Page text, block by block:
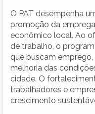
O PAT desempenha
promoção da
econômico local. Ao
de trabalho, o
que buscam
melhoria das
cidade. O
trabalhadores e
crescimento